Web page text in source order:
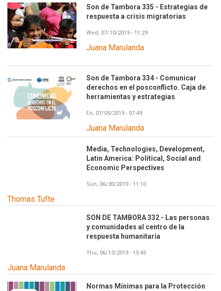
Son de Tambora 335 - Estrategias de
respuesta a crisis migratorias
Wed, 07/10/2019 - 11:29
Juana Marulanda
Son de Tambora 334 - Comunicar
derechos en el posconflicto. Caja de
herramientas y estrategias
Fri, 07/05/2019 - 07:49
Juana Marulanda
Media, Technologies, Development,
Latin America: Political, Social and
Economic Perspectives
Sun, 06/30/2019 - 11:10
Thomas Tufte
SON DE TAMBORA 332 - Las personas
y comunidades al centro de la
respuesta humanitaria
Thu, 06/13/2019 - 15:45
Juana Marulanda
Normas Mínimas para la Protección